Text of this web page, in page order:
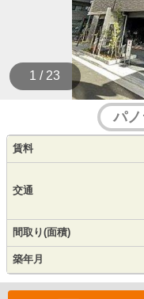
1 / 23
パ
賃料
交通
間取り(面積)
築年月